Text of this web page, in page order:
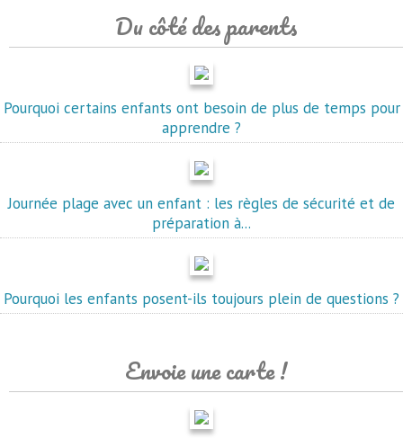
Du côté des parents
Pourquoi certains enfants ont besoin de plus de temps pour
apprendre ?
Journée plage avec un enfant : les règles de sécurité et de
préparation à...
Pourquoi les enfants posent-ils toujours plein de questions ?
Envoie une carte !